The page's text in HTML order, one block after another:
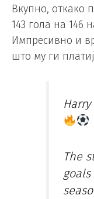
Вкупно, откако
143 гола на 146
Импресивно и
што му ги
The